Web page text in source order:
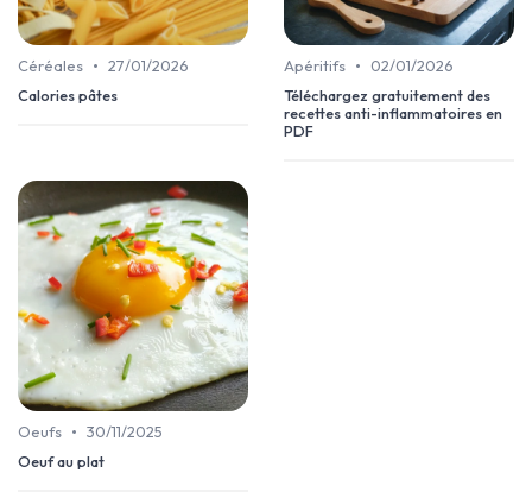
Céréales • 27/01/2026
Calories pâtes
Apéritifs •
02/01/2026
Téléchargez gratuitement des
recettes anti-inflammatoires en
PDF
Oeufs • 30/11/2025
Oeuf au plat